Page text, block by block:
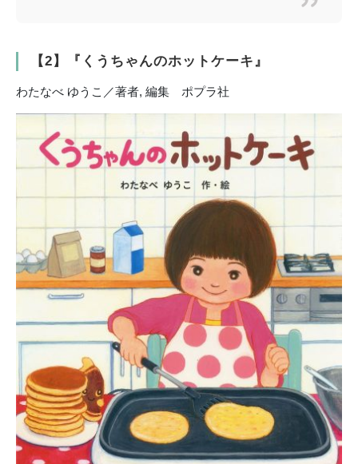
【2】『くうちゃんのホットケーキ』
わたなべ ゆうこ／著者, 編集 ポプラ社